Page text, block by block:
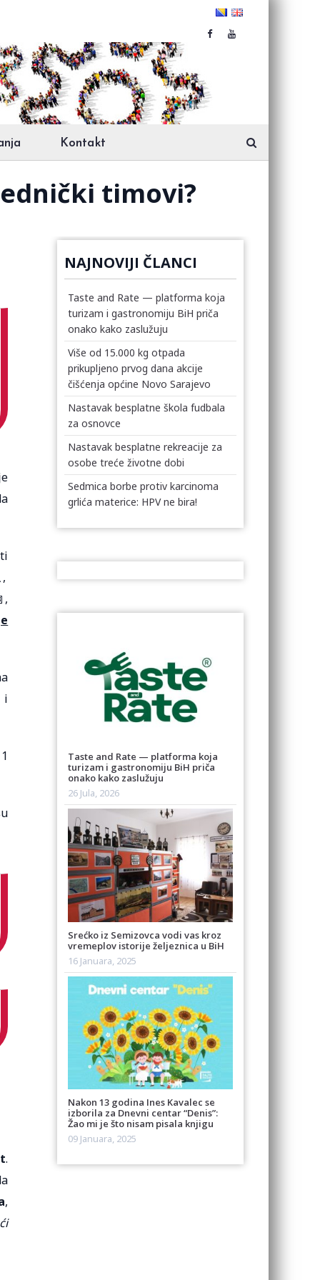
Kontakt
timovi?
i
.
,
NAJNOVIJI ČLANCI
Taste and Rate — platforma koja
turizam i gastronomiju BiH priča
onako kako zaslužuju
Više od 15.000 kg otpada
prikupljeno prvog dana akcije
čišćenja općine Novo Sarajevo
Nastavak besplatne škola fudbala
za osnovce
Nastavak besplatne rekreacije za
osobe treće životne dobi
Sedmica borbe protiv karcinoma
grlića materice: HPV ne bira!
Taste and Rate — platforma koja
turizam i gastronomiju BiH priča
onako kako zaslužuju
26 Jula, 2026
Srećko iz Semizovca vodi vas kroz
vremeplov istorije željeznica u BiH
16 Januara, 2025
Nakon 13 godina Ines Kavalec se
izborila za Dnevni centar “Denis”:
Žao mi je što nisam pisala knjigu
09 Januara, 2025